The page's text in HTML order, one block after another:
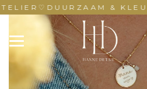
♡DUURZAAM &